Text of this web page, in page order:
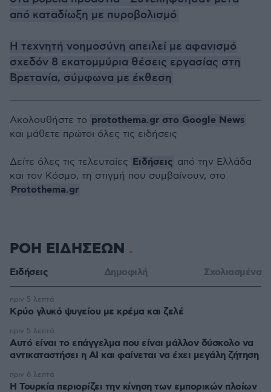
από καταδίωξη με πυροβολισμό
Η τεχνητή νοημοσύνη απειλεί με αφανισμό
σχεδόν 8 εκατομμύρια θέσεις εργασίας στη
Βρετανία, σύμφωνα με έκθεση
Ακολουθήστε το protothema.gr στο Google News
και μάθετε πρώτοι όλες τις ειδήσεις
Δείτε όλες τις τελευταίες Ειδήσεις από την Ελλάδα
και τον Κόσμο, τη στιγμή που συμβαίνουν, στο
Protothema.gr
ΡΟΗ ΕΙΔΗΣΕΩΝ
Ειδήσεις Δημοφιλή Σχολιασμένα
Κρύο γλυκό ψυγείου με κρέμα και ζελέ
πριν 5 λεπτά
Αυτό είναι το επάγγελμα που είναι μάλλον δύσκολο να
αντικαταστήσει η AI και φαίνεται να έχει μεγάλη ζήτηση
πριν 5 λεπτά
Η Τουρκία περιορίζει την κίνηση των εμπορικών πλοίων
πριν 6 λεπτά